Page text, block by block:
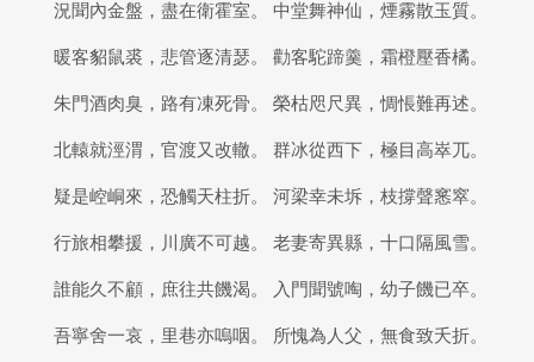
況聞內金盤，盡在衛霍室。 中堂舞神仙，煙霧散玉質。
暖客貂鼠裘，悲管逐清瑟。 勸客駝蹄羹，霜橙壓香橘。
朱門酒肉臭，路有凍死骨。 榮枯咫尺異，惆悵難再述。
北轅就涇渭，官渡又改轍。 群冰從西下，極目高崒兀。
疑是崆峒來，恐觸天柱折。 河梁幸未坼，枝撐聲窸窣。
行旅相攀援，川廣不可越。 老妻寄異縣，十口隔風雪。
誰能久不顧，庶往共饑渴。 入門聞號啕，幼子饑已卒。
吾寧舍一哀，里巷亦嗚咽。 所愧為人父，無食致夭折。